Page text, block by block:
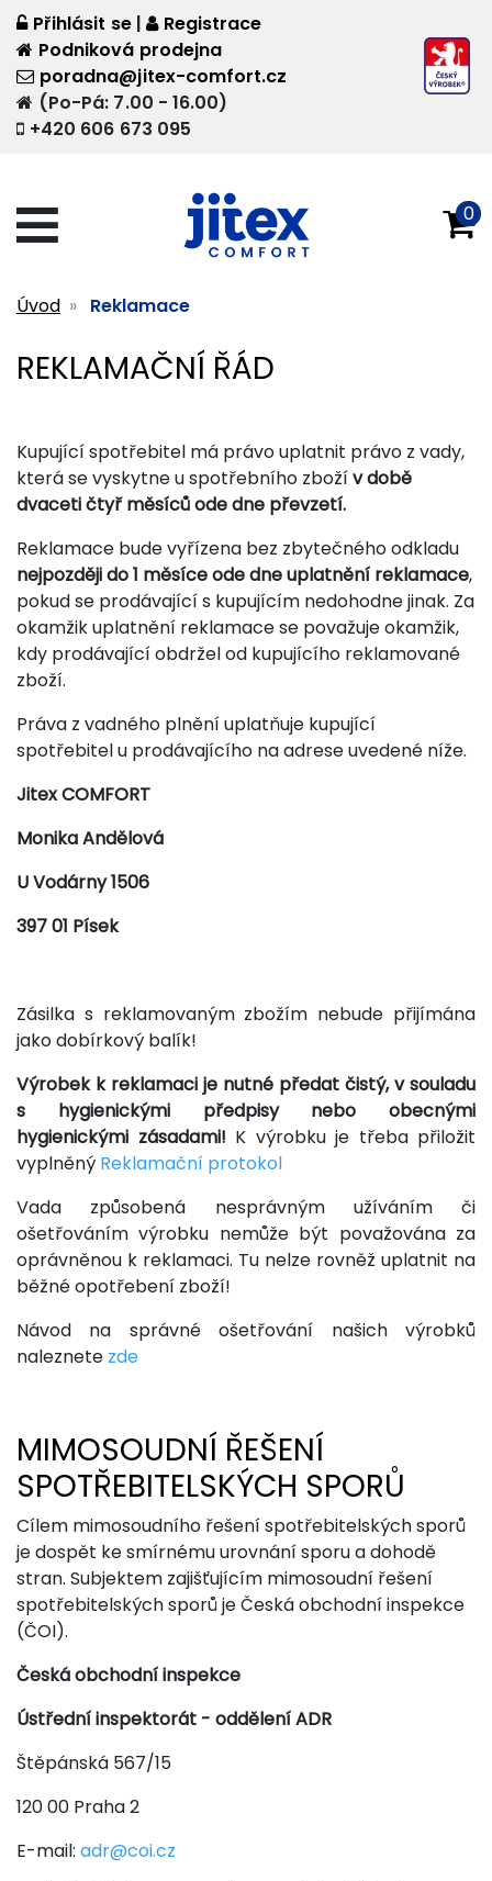
+420 606 673 095
(Po-Pá: 7.00 - 16.00)
poradna@jitex-comfort.cz
Přihlásit se |
Registrace
Podniková prodejna
0
Úvod Reklamace
REKLAMAČNÍ ŘÁD
Kupující spotřebitel má právo uplatnit právo z vady,
která se vyskytne u spotřebního zbožív době
dvaceti čtyř měsíců ode dne převzetí.
Reklamace bude vyřízena bez zbytečného odkladu
nejpozději do 1 měsíce ode dne uplatnění reklamace,
pokud se prodávající s kupujícím nedohodne jinak. Za
okamžik uplatnění reklamace se považuje okamžik,
kdy prodávající obdržel od kupujícího reklamované
zboží.
Práva z vadného plnění uplatňuje kupující
spotřebitel u prodávajícího na adrese uvedené níže.
Jitex COMFORT
Monika Andělová
U Vodárny 1506
397 01 Písek
Zásilka s reklamovaným zbožím nebude přijímána
jako dobírkový balík!
Výrobek k reklamaci je nutné předat čistý, v souladu
s hygienickými předpisy nebo obecnými
hygienickými zásadami! K výrobku je třeba přiložit
vyplněný Reklamační protokol
Vada způsobená nesprávným užíváním či
ošetřováním výrobku nemůže být považována za
oprávněnou k reklamaci. Tu nelze rovněž uplatnit na
běžné opotřebení zboží!
Návod na správné ošetřování našich výrobků
naleznete zde
MIMOSOUDNÍ ŘEŠENÍ
SPOTŘEBITELSKÝCH SPORŮ
Cílem mimosoudního řešení spotřebitelských sporů
je dospět ke smírnému urovnání sporu a dohodě
stran. Subjektem zajišťujícím mimosoudní řešení
spotřebitelských sporů je Česká obchodní inspekce
(ČOI).
Česká obchodní inspekce
Ústřední inspektorát - oddělení ADR
Štěpánská 567/15
120 00 Praha 2
E-mail: adr@coi.cz